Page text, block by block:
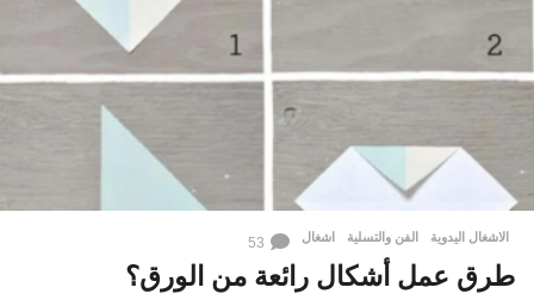
الاشغال اليدوية ,
الفن والتسلية اشغال 53
طرق عمل أشكال رائعة من الورق؟